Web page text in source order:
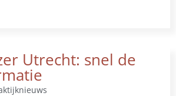
Utrecht: snel de